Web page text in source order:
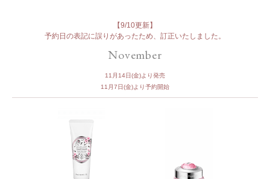
【9/10更新】
予約日の表記に誤りがあったため、 訂正いたしました。
November
11月14日(金)より発売
11月7日(金)より予約開始